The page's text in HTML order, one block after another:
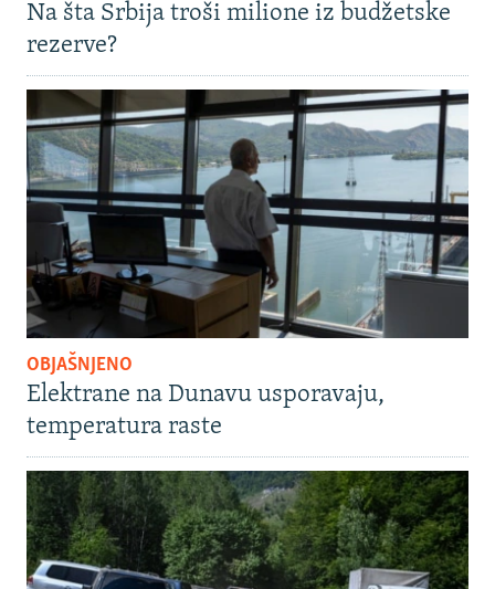
Na šta Srbija troši milione iz budžetske
rezerve?
OBJAŠNJENO
Elektrane na Dunavu usporavaju,
temperatura raste